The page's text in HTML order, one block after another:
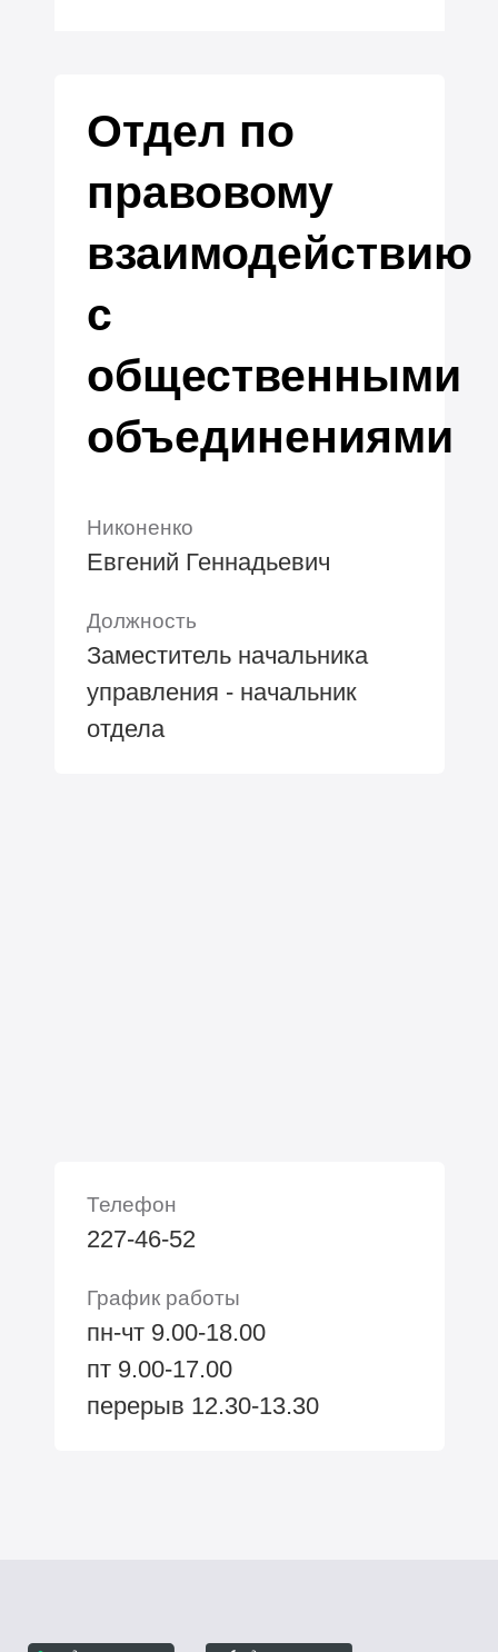
Отдел по
правовому
взаимодействию
с
общественными
объединениями
Никоненко
Евгений Геннадьевич
Должность
Заместитель начальника
управления - начальник
отдела
Телефон
227-46-52
График работы
пн-чт 9.00-18.00
пт 9.00-17.00
перерыв 12.30-13.30